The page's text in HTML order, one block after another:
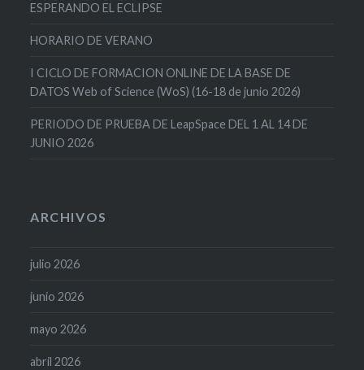
ESPERANDO EL ECLIPSE
HORARIO DE VERANO
I CICLO DE FORMACION ONLINE DE LA BASE DE
DATOS Web of Science (WoS) (16-18 de junio 2026)
PERIODO DE PRUEBA DE LeapSpace DEL 1 AL 14 DE
JUNIO 2026
ARCHIVOS
julio 2026
junio 2026
mayo 2026
abril 2026